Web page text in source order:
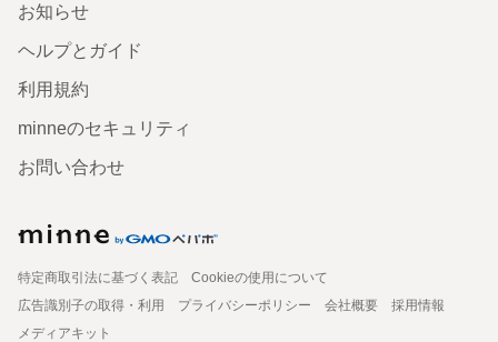
お知らせ
ヘルプとガイド
利用規約
minneのセキュリティ
お問い合わせ
特定商取引法に基づく表記
Cookieの使用について
広告識別子の取得・利用
プライバシーポリシー 会社概要
採用情報
メディアキット